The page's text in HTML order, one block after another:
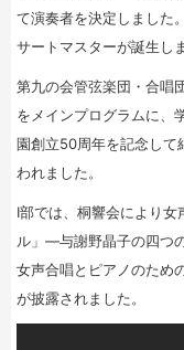
て演奏者を決定しました
サートマスターが誕生し
第九の会管弦楽団・合唱
をメインプログラムに、
園創立50周年を記念して
われました。
Ⅰ部では、桐響会により
ル」―与謝野晶子の四つ
女声合唱とピアノのため
が披露されました。